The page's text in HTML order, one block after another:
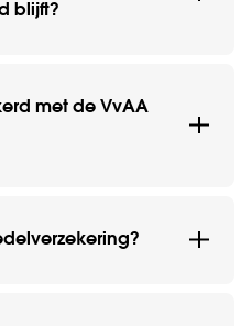
blijft?
met de VvAA